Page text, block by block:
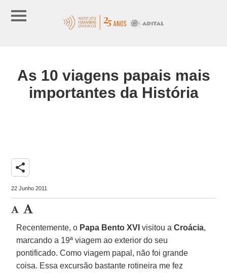
As 10 viagens papais mais
importantes da História
share
22 Junho 2011
Recentemente, o Papa Bento XVI visitou aCroácia,
marcando a 19ª viagem ao exterior do seu
pontificado. Como viagem papal, não foi grande
coisa. Essa excursão bastante rotineira me fez